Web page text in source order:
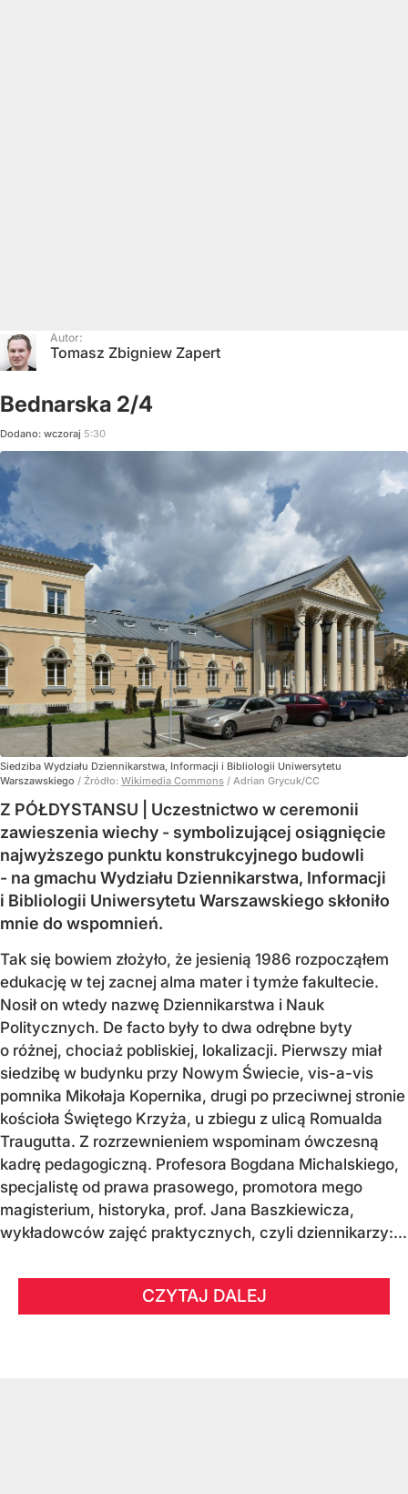
Autor:
Tomasz Zbigniew Zapert
Bednarska 2/4
Dodano: wczoraj 5:30
Siedziba Wydziału Dziennikarstwa, Informacji i Bibliologii Uniwersytetu
Warszawskiego / Źródło: Wikimedia Commons / Adrian Grycuk/CC
Z PÓŁDYSTANSU | Uczestnictwo w ceremonii
zawieszenia wiechy - symbolizującej osiągnięcie
najwyższego punktu konstrukcyjnego budowli
- na gmachu Wydziału Dziennikarstwa, Informacji
i Bibliologii Uniwersytetu Warszawskiego skłoniło
mnie do wspomnień.
Tak się bowiem złożyło, że jesienią 1986 rozpocząłem
edukację w tej zacnej alma mater i tymże fakultecie.
Nosił on wtedy nazwę Dziennikarstwa i Nauk
Politycznych. De facto były to dwa odrębne byty
o różnej, chociaż pobliskiej, lokalizacji. Pierwszy miał
siedzibę w budynku przy Nowym Świecie, vis-a-vis
pomnika Mikołaja Kopernika, drugi po przeciwnej stronie
kościoła Świętego Krzyża, u zbiegu z ulicą Romualda
Traugutta. Z rozrzewnieniem wspominam ówczesną
kadrę pedagogiczną. Profesora Bogdana Michalskiego,
specjalistę od prawa prasowego, promotora mego
magisterium, historyka, prof. Jana Baszkiewicza,
wykładowców zajęć praktycznych, czyli dziennikarzy:...
CZYTAJ DALEJ